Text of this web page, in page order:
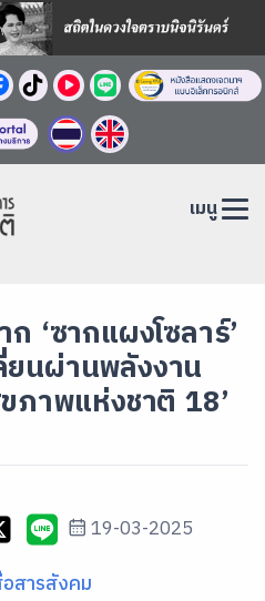
เมนู
‘ซากแผงโซลาร์’
นผ่านพลังงาน
ภาพแห่งชาติ 18’
19-03-2025
สารสังคม